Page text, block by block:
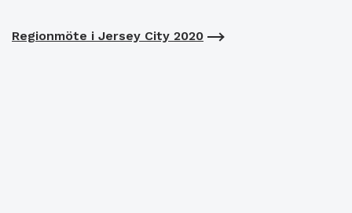
Regionmöte i Jersey City 2020